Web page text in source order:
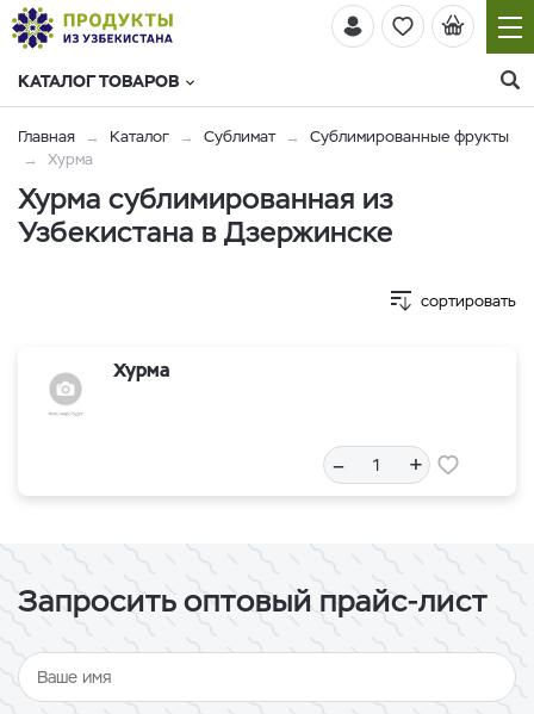
КАТАЛОГ ТОВАРОВ
Главная Каталог Сублимат
Сублимированные фрукты
Хурма
Хурма сублимированная из
Узбекистана в Дзержинске
сортировать
Хурма
– +
Запросить оптовый прайс-лист